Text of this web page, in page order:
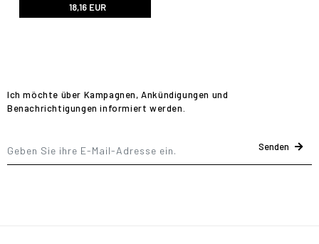
18,16 EUR
Ich möchte über Kampagnen, Ankündigungen und
Benachrichtigungen informiert werden.
Senden